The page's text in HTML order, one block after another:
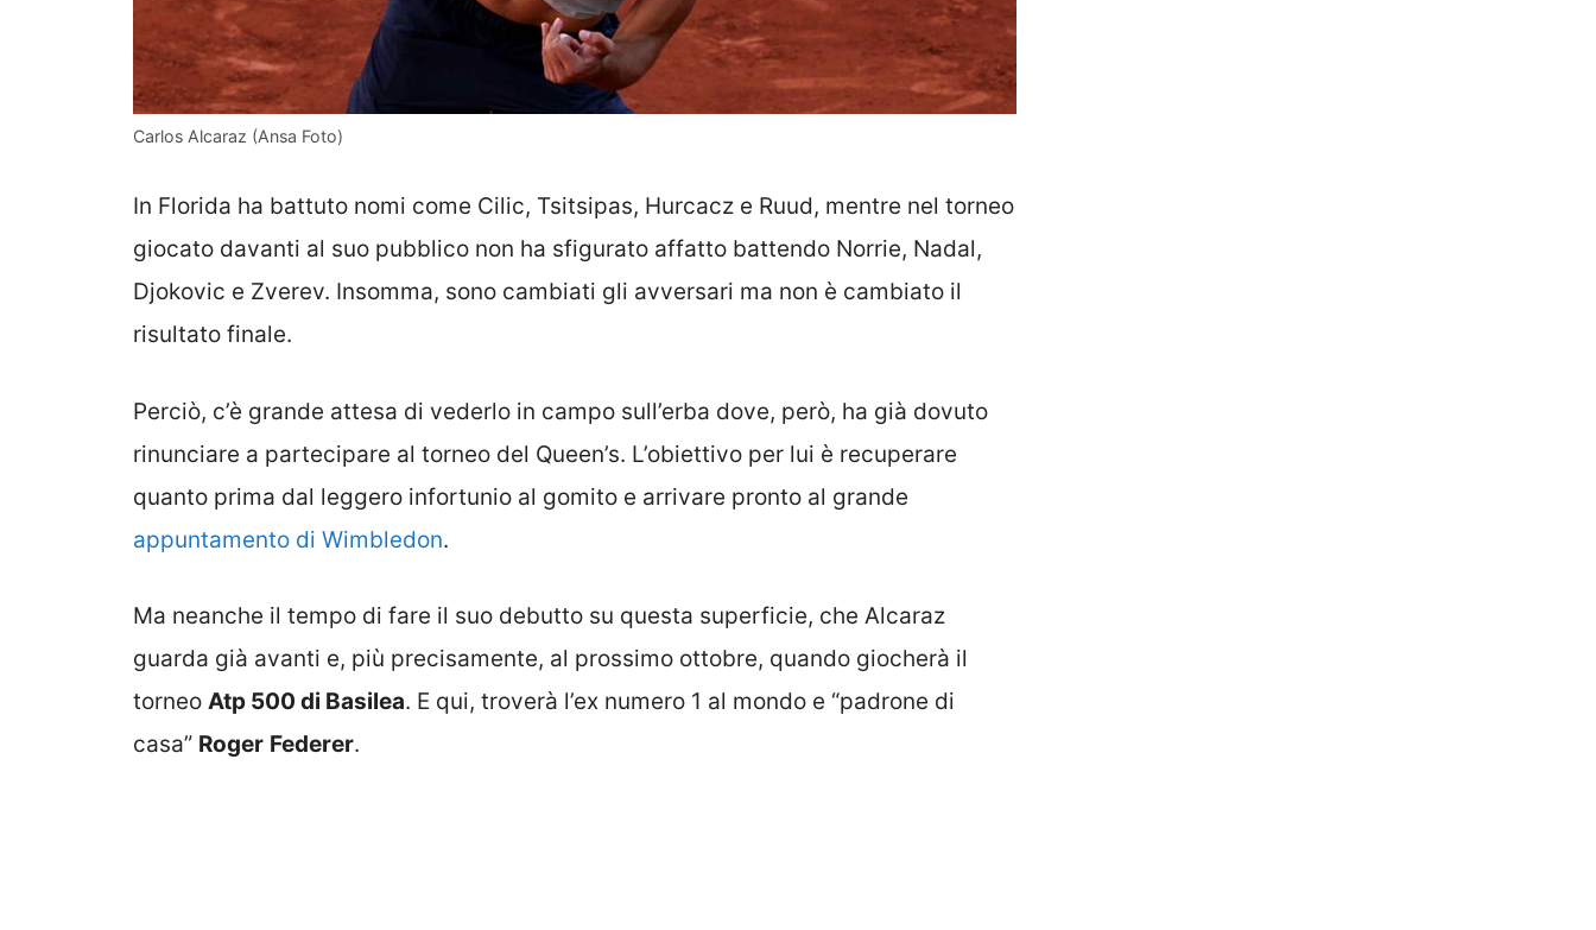
Carlos Alcaraz (Ansa Foto)
In Florida ha battuto nomi come Cilic, Tsitsipas, Hurcacz e Ruud, mentre nel torneo
giocato davanti al suo pubblico non ha sfigurato affatto battendo Norrie, Nadal,
Djokovic e Zverev. Insomma, sono cambiati gli avversari ma non è cambiato il
risultato finale.
Perciò, c’è grande attesa di vederlo in campo sull’erba dove, però, ha già dovuto
rinunciare a partecipare al torneo del Queen’s. L’obiettivo per lui è recuperare
quanto prima dal leggero infortunio al gomito e arrivare pronto al grande
appuntamento di Wimbledon.
Ma neanche il tempo di fare il suo debutto su questa superficie, che Alcaraz
guarda già avanti e, più precisamente, al prossimo ottobre, quando giocherà il
torneo Atp 500 di Basilea. E qui, troverà l’ex numero 1 al mondo e “padrone di
casa” Roger Federer.